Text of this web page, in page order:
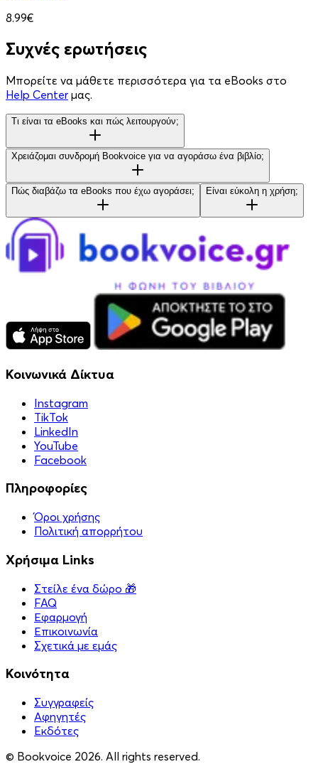
8.99€
Συχνές ερωτήσεις
Μπορείτε να μάθετε περισσότερα για τα eBooks στο
Help Center μας.
Τι είναι τα eBooks και πώς λειτουργούν;
Χρειάζομαι συνδρομή Bookvoice για να αγοράσω ένα βιβλίο;
Πώς διαβάζω τα eBooks που έχω αγοράσει; Είναι εύκολη η χρήση;
Κοινωνικά Δίκτυα
Instagram
TikTok
LinkedIn
YouTube
Facebook
Πληροφορίες
Όροι χρήσης
Πολιτική απορρήτου
Χρήσιμα Links
Στείλε ένα δώρο 🎁
FAQ
Εφαρμογή
Επικοινωνία
Σχετικά με εμάς
Κοινότητα
Συγγραφείς
Αφηγητές
Eκδότες
© Bookvoice 2026. All rights reserved.